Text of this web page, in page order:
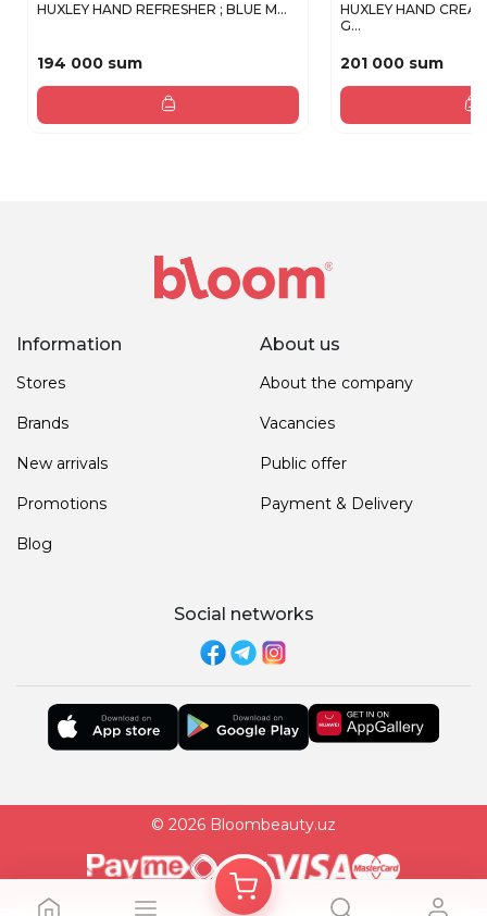
HUXLEY HAND REFRESHER ; BLUE M...
194 000 sum
HUXLEY HAND
G...
201 000 sum
Information
Stores
Brands
New arrivals
Promotions
Blog
About us
About the company
Vacancies
Public offer
Payment & Delivery
Social networks
© 2026 Bloombeauty.uz